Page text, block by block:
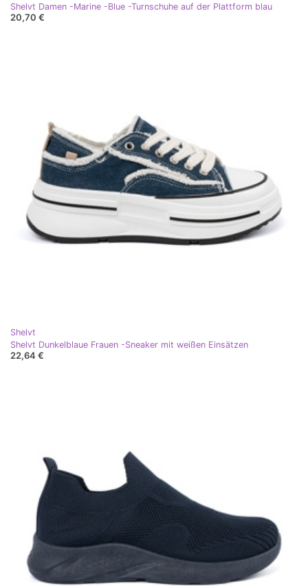
Shelvt Damen -Marine -Blue -Turnschuhe auf der Plattform blau
20,70 €
Shelvt
Shelvt Dunkelblaue Frauen -Sneaker mit weißen Einsätzen
22,64 €